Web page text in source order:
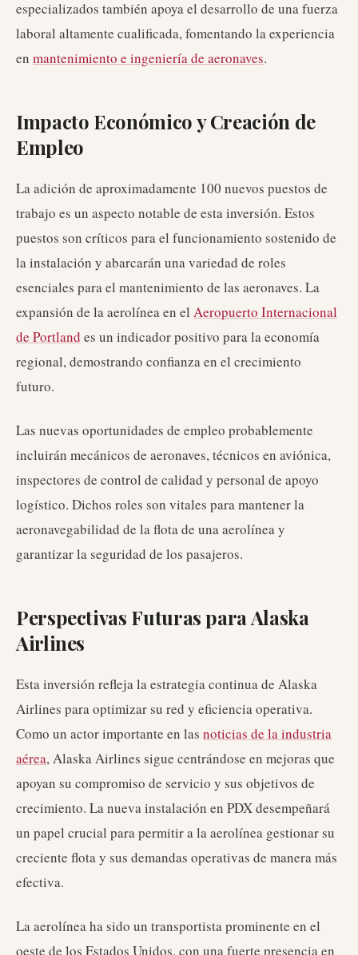
especializados también apoya el desarrollo de una fuerza
laboral altamente cualificada, fomentando la experiencia
en mantenimiento e ingeniería de aeronaves.
Impacto Económico y Creación de
Empleo
La adición de aproximadamente 100 nuevos puestos de
trabajo es un aspecto notable de esta inversión. Estos
puestos son críticos para el funcionamiento sostenido de
la instalación y abarcarán una variedad de roles
esenciales para el mantenimiento de las aeronaves. La
expansión de la aerolínea en el Aeropuerto Internacional
de Portland es un indicador positivo para la economía
regional, demostrando confianza en el crecimiento
futuro.
Las nuevas oportunidades de empleo probablemente
incluirán mecánicos de aeronaves, técnicos en aviónica,
inspectores de control de calidad y personal de apoyo
logístico. Dichos roles son vitales para mantener la
aeronavegabilidad de la flota de una aerolínea y
garantizar la seguridad de los pasajeros.
Perspectivas Futuras para Alaska
Airlines
Esta inversión refleja la estrategia continua de Alaska
Airlines para optimizar su red y eficiencia operativa.
Como un actor importante en las noticias de la industria
aérea, Alaska Airlines sigue centrándose en mejoras que
apoyan su compromiso de servicio y sus objetivos de
crecimiento. La nueva instalación en PDX desempeñará
un papel crucial para permitir a la aerolínea gestionar su
creciente flota y sus demandas operativas de manera más
efectiva.
La aerolínea ha sido un transportista prominente en el
oeste de los Estados Unidos, con una fuerte presencia en